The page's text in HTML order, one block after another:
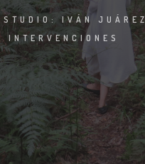
STUDIO: IVÁN JUÁREZ
INTERVENCIONES